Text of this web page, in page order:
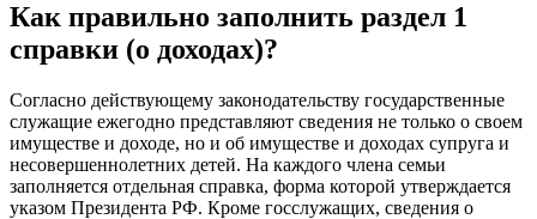
Как правильно заполнить раздел 1
справки (о доходах)?
Согласно действующему законодательству государственные
служащие ежегодно представляют сведения не только о своем
имуществе и доходе, но и об имуществе и доходах супруга и
несовершеннолетних детей. На каждого члена семьи
заполняется отдельная справка, форма которой утверждается
указом Президента РФ. Кроме госслужащих, сведения о